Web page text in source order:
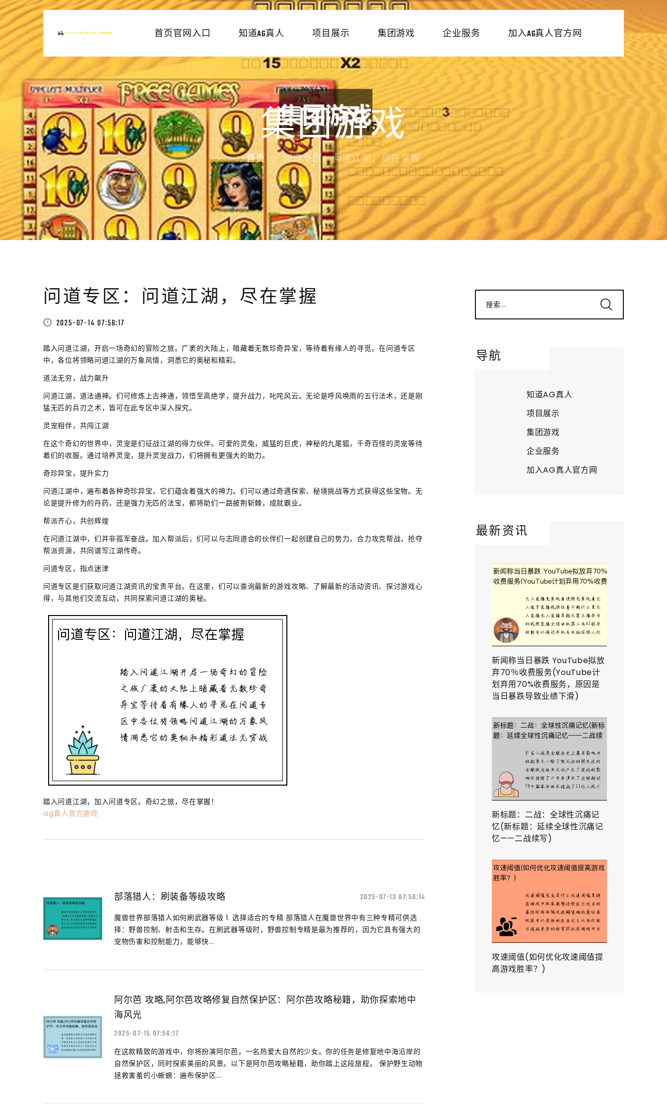
首页官网入口 知道AG真人 项目展示 集团游戏 企业服务 加入AG真人官方网
集团游戏
首页 问道专区：问道江湖，尽在掌握
问道专区：问道江湖，尽在掌握
2025-07-14 07:56:17
踏入问道江湖，开启一场奇幻的冒险之旅。广袤的大陆上，暗藏着无数珍奇异宝，等待着有缘人的寻觅。在问道专区
中，各位将领略问道江湖的万象风情，洞悉它的奥秘和精彩。
道法无穷，战力飙升
问道江湖，道法通神。们可修炼上古神通，领悟至高绝学，提升战力，叱咤风云。无论是呼风唤雨的五行法术，还是刚
猛无匹的兵刃之术，皆可在此专区中深入探究。
灵宠相伴，共闯江湖
在这个奇幻的世界中，灵宠是们征战江湖的得力伙伴。可爱的灵兔，威猛的巨虎，神秘的九尾狐，千奇百怪的灵宠等待
着们的收服。通过培养灵宠，提升灵宠战力，们将拥有更强大的助力。
奇珍异宝，提升实力
问道江湖中，遍布着各种奇珍异宝，它们蕴含着强大的神力。们可以通过奇遇探索、秘境挑战等方式获得这些宝物。无
论是提升修为的丹药，还是强力无匹的法宝，都将助们一路披荆斩棘，成就霸业。
帮派齐心，共创辉煌
在问道江湖中，们并非孤军奋战。加入帮派后，们可以与志同道合的伙伴们一起创建自己的势力，合力攻克帮战，抢夺
帮派资源，共同谱写江湖传奇。
问道专区，指点迷津
问道专区是们获取问道江湖资讯的宝贵平台。在这里，们可以查询最新的游戏攻略、了解最新的活动资讯、探讨游戏心
得，与其他们交流互动，共同探索问道江湖的奥秘。
踏入问道江湖，加入问道专区。奇幻之旅，尽在掌握！
ag真人官方游戏
部落猎人：刷装备等级攻略 2025-07-13 07:56:14
魔兽世界部落猎人如何刷武器等级 1. 选择适合的专精 部落猎人在魔兽世界中有三种专精可供选
择：野兽控制、射击和生存。在刷武器等级时，野兽控制专精是最为推荐的，因为它具有强大的
宠物伤害和控制能力，能够快...
阿尔芭 攻略,阿尔芭攻略修复自然保护区：阿尔芭攻略秘籍，助你探索地中
海风光
2025-07-15 07:56:17
在这款精致的游戏中，你将扮演阿尔芭，一名热爱大自然的少女。你的任务是修复地中海沿岸的
自然保护区，同时探索美丽的风景。以下是阿尔芭攻略秘籍，助你踏上这段旅程。 保护野生动物
拯救害羞的小蜥蜴：遍布保护区...
搜索...
导航
知道AG真人
项目展示
集团游戏
企业服务
加入AG真人官方网
最新资讯
新闻称当日暴跌 YouTube拟放
弃70％收费服务(YouTube计
划弃用70%收费服务，原因是
当日暴跌导致业绩下滑)
新标题：二战：全球性沉痛记
忆(新标题：延续全球性沉痛记
忆——二战续写)
攻速阈值(如何优化攻速阈值提
高游戏胜率？)